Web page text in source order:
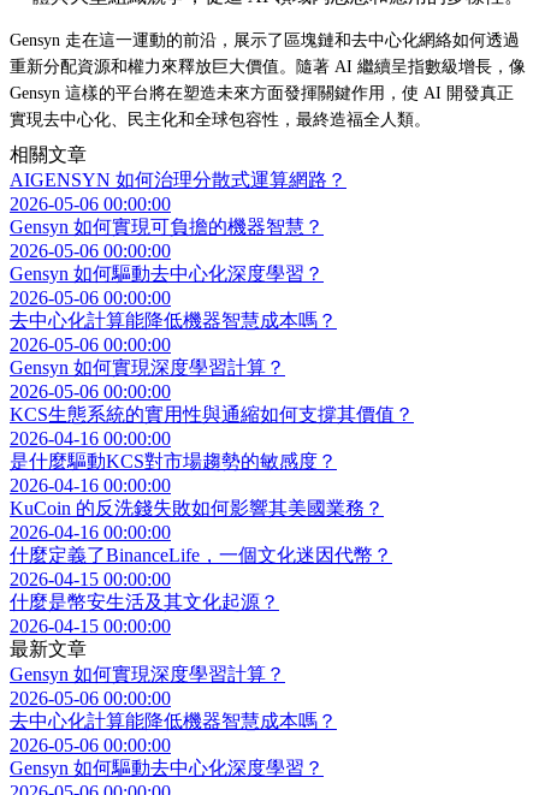
Gensyn 走在這一運動的前沿，展示了區塊鏈和去中心化網絡如何透過
重新分配資源和權力來釋放巨大價值。隨著 AI 繼續呈指數級增長，像
Gensyn 這樣的平台將在塑造未來方面發揮關鍵作用，使 AI 開發真正
實現去中心化、民主化和全球包容性，最終造福全人類。
相關文章
AIGENSYN 如何治理分散式運算網路？
2026-05-06 00:00:00
Gensyn 如何實現可負擔的機器智慧？
2026-05-06 00:00:00
Gensyn 如何驅動去中心化深度學習？
2026-05-06 00:00:00
去中心化計算能降低機器智慧成本嗎？
2026-05-06 00:00:00
Gensyn 如何實現深度學習計算？
2026-05-06 00:00:00
KCS生態系統的實用性與通縮如何支撐其價值？
2026-04-16 00:00:00
是什麼驅動KCS對市場趨勢的敏感度？
2026-04-16 00:00:00
KuCoin 的反洗錢失敗如何影響其美國業務？
2026-04-16 00:00:00
什麼定義了BinanceLife，一個文化迷因代幣？
2026-04-15 00:00:00
什麼是幣安生活及其文化起源？
2026-04-15 00:00:00
最新文章
Gensyn 如何實現深度學習計算？
2026-05-06 00:00:00
去中心化計算能降低機器智慧成本嗎？
2026-05-06 00:00:00
Gensyn 如何驅動去中心化深度學習？